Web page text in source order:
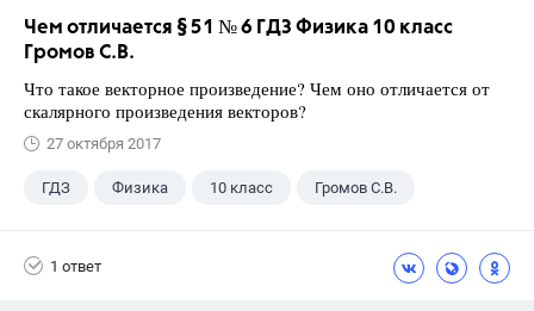
Чем отличается § 51 № 6 ГДЗ Физика 10 класс
Громов С.В.
Что такое векторное произведение? Чем оно отличается от
скалярного произведения векторов?
27 октября 2017
ГДЗ Физика 10 класс Громов С.В.
1 ответ